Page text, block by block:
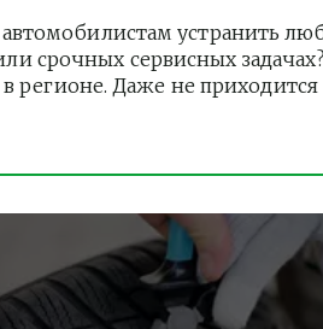
устранить
срочных сервисных задачах?
регионе. Даже не приходится